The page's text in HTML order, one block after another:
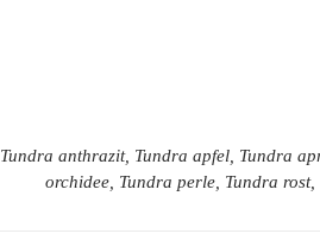
Tundra anthrazit, Tundra apfel, Tundra
orchidee, Tundra perle, Tundra